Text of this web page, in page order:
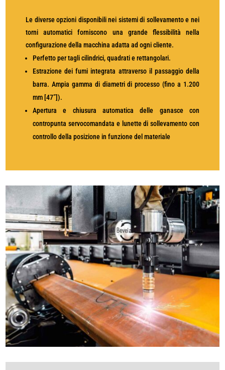
Le diverse opzioni disponibili nei sistemi di sollevamento e nei
torni automatici forniscono una grande flessibilità nella
configurazione della macchina adatta ad ogni cliente.
Perfetto per tagli cilindrici, quadrati e rettangolari.
Estrazione dei fumi integrata attraverso il passaggio della
barra. Ampia gamma di diametri di processo (fino a 1.200
mm [47”]).
Apertura e chiusura automatica delle ganasce con
contropunta servocomandata e lunette di sollevamento con
controllo della posizione in funzione del materiale